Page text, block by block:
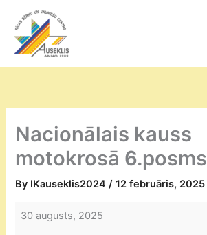
content
Nacionālais kauss
motokrosā 6.posms
By IKauseklis2024/12 februāris, 2025
Nacionālais
30 augusts, 2025